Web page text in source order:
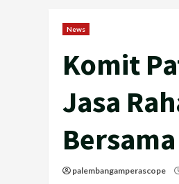
News
Komit
Jasa
palembangamperascope